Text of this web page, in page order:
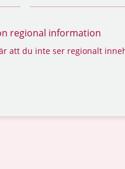
regional information
att du inte ser regionalt